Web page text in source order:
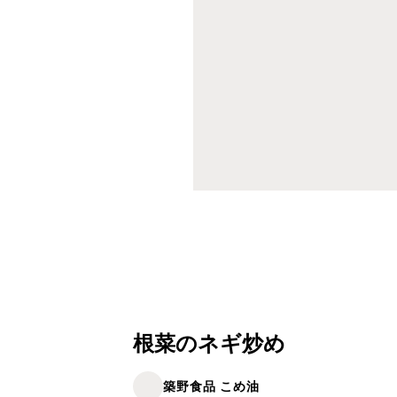
根菜のネギ炒め
築野食品 こめ油